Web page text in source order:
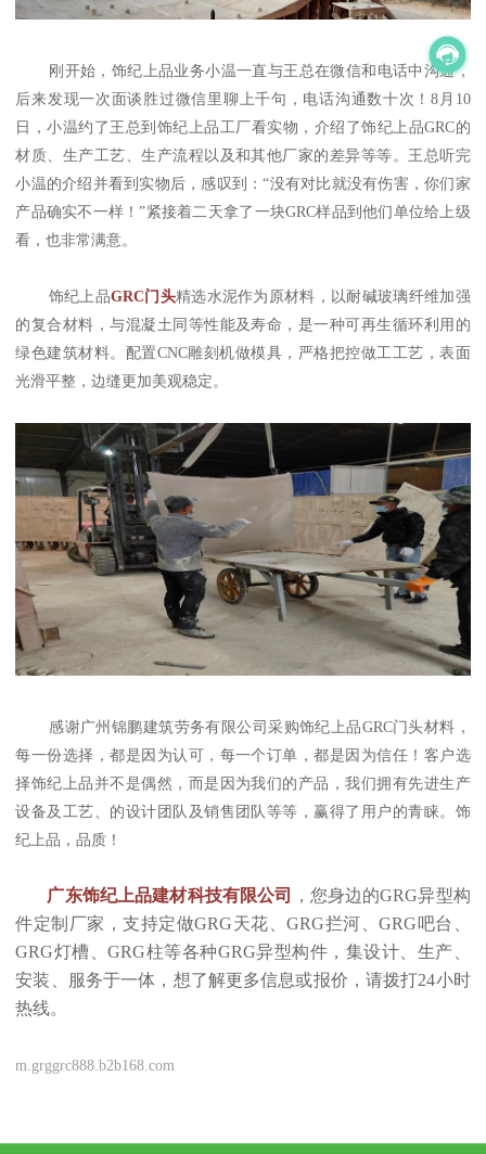
刚开始，饰纪上品业务小温一直与王总在微信和电话中沟通，
后来发现一次面谈胜过微信里聊上千句，电话沟通数十次！8月10
日，小温约了王总到饰纪上品工厂看实物，介绍了饰纪上品GRC的
材质、生产工艺、生产流程以及和其他厂家的差异等等。王总听完
小温的介绍并看到实物后，感叹到：“没有对比就没有伤害，你们家
产品确实不一样！”紧接着二天拿了一块GRC样品到他们单位给上级
看，也非常满意。
饰纪上品GRC门头精选水泥作为原材料，以耐碱玻璃纤维加强
的复合材料，与混凝土同等性能及寿命，是一种可再生循环利用的
绿色建筑材料。配置CNC雕刻机做模具，严格把控做工工艺，表面
光滑平整，边缝更加美观稳定。
感谢广州锦鹏建筑劳务有限公司采购饰纪上品GRC门头材料，
每一份选择，都是因为认可，每一个订单，都是因为信任！客户选
择饰纪上品并不是偶然，而是因为我们的产品，我们拥有先进生产
设备及工艺、的设计团队及销售团队等等，赢得了用户的青睐。饰
纪上品，品质！
广东饰纪上品建材科技有限公司
，您身边的GRG异型构
件定制厂家，支持定做GRG天花、GRG拦河、GRG吧台、
GRG灯槽、GRG柱等各种GRG异型构件，集设计、生产、
安装、服务于一体，想了解更多信息或报价，请拨打24小时
热线。
m.grggrc888.b2b168.com